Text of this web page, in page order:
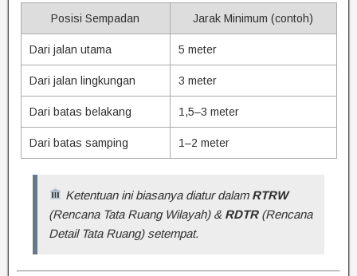
Posisi Sempadan Jarak Minimum (contoh)
Dari jalan utama 5 meter
Dari jalan lingkungan 3 meter
Dari batas belakang 1,5–3 meter
Dari batas samping 1–2 meter
Ketentuan ini biasanya diatur dalam RTRW
(Rencana Tata Ruang Wilayah) & RDTR(Rencana
Detail Tata Ruang) setempat.